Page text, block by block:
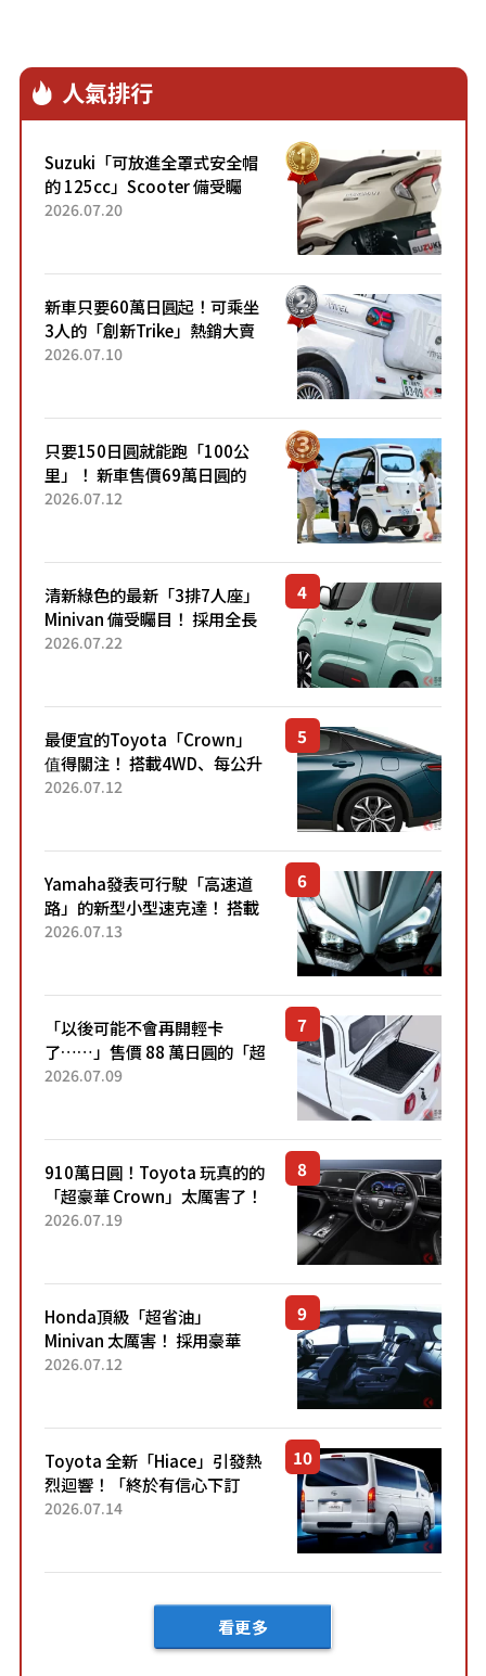
人氣排行
Suzuki「可放進全罩式安全帽
的 125cc」Scooter 備受矚
目！採用全新流線設計與各項
2026.07.20
新車只要60萬日圓起！可乘坐
3人的「創新Trike」熱銷大賣
成為人氣車款！「養車成本真
2026.07.10
只要150日圓就能跑「100公
里」！ 新車售價69萬日圓的
「3人座」Trike大受歡迎！ 順
2026.07.12
清新綠色的最新「3排7人座」
Minivan 備受矚目！ 採用全長
4.7公尺剛剛好的車身尺寸與
2026.07.22
最便宜的Toyota「Crown」
值得關注！ 搭載4WD、每公升
22.4公里低油耗表現超亮眼！
2026.07.12
Yamaha發表可行駛「高速道
路」的新型小型速克達！ 搭載
能享受超強勁「渦輪感」的動
2026.07.13
「以後可能不會再開輕卡
了……」售價 88 萬日圓的「超
迷你輕型貨車」引發兩極評
了！...
2026.07.09
910萬日圓！Toyota 玩真的的
「超豪華 Crown」太厲害了！
採用由「匠人技藝」打造的
2026.07.19
Honda頂級「超省油」
Minivan 太厲害！ 採用豪華
「真皮座椅」與專屬「黑色內
「三...
2026.07.12
Toyota 全新「Hiace」引發熱
烈迴響！「終於有信心下訂
了！」「哪個等級交車最
車？...
2026.07.14
看更多